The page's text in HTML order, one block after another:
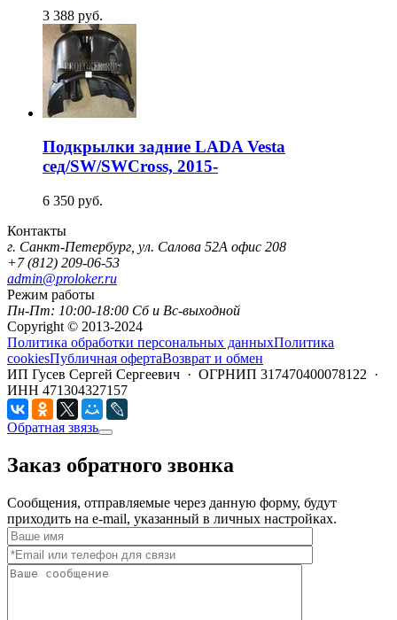
3 388 руб.
Подкрылки задние LADA Vesta
сед/SW/SWCross, 2015-
6 350 руб.
Контакты
г. Санкт-Петербург, ул. Салова 52А офис 208
+7 (812) 209-06-53
admin@proloker.ru
Режим работы
Пн-Пт: 10:00-18:00 Сб и Вс-выходной
Copyright © 2013-2024
Политика обработки персональных данныхПолитика
cookiesПубличная офертаВозврат и обмен
ИП Гусев Сергей Сергеевич · ОГРНИП 317470400078122 ·
ИНН 471304327157
Обратная звязь
Заказ обратного звонка
Сообщения, отправляемые через данную форму, будут
приходить на e-mail, указанный в личных настройках.